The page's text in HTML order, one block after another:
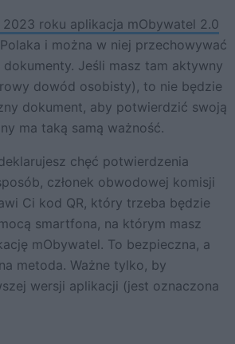
2023 roku aplikacja mObywatel 2.0
i można w niej przechowywać
Jeśli masz tam aktywny
dowód osobisty), to nie będzie
dokument, aby potwierdzić swoją
ma taką samą ważność.
chęć potwierdzenia
członek obwodowej komisji
Ci kod QR, który trzeba będzie
smartfona, na którym masz
mObywatel. To bezpieczna, a
metoda. Ważne tylko, by
wersji aplikacji (jest oznaczona